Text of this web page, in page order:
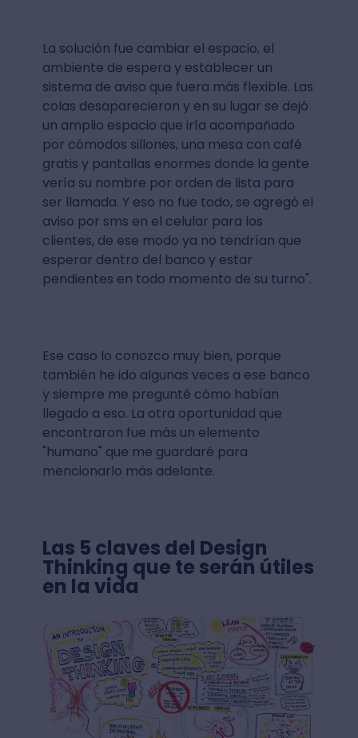
La solución fue cambiar el espacio, el
ambiente de espera y establecer un
sistema de aviso que fuera más flexible. Las
colas desaparecieron y en su lugar se dejó
un amplio espacio que iría acompañado
por cómodos sillones, una mesa con café
gratis y pantallas enormes donde la gente
vería su nombre por orden de lista para
ser llamada. Y eso no fue todo, se agregó el
aviso por sms en el celular para los
clientes, de ese modo ya no tendrían que
esperar dentro del banco y estar
pendientes en todo momento de su turno".
Ese caso lo conozco muy bien, porque
también he ido algunas veces a ese banco
y siempre me pregunté cómo habían
llegado a eso. La otra oportunidad que
encontraron fue más un elemento
"humano" que me guardaré para
mencionarlo más adelante.
Las 5 claves del Design
Thinking que te serán útiles
en la vida